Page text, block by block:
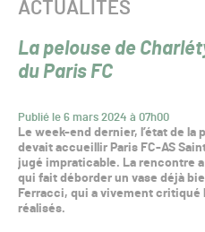
Pro
La pelouse de
du Paris FC
Publié le 6 mars 2024 à 07h00
CATÉGORIE :
ACTUALITÉS
Le week-end dernier, l’état de la
devait accueillir Paris FC-AS
jugé impraticable. La rencontre
qui fait déborder un vase déjà
Ferracci, qui a vivement critiqué
réalisés.